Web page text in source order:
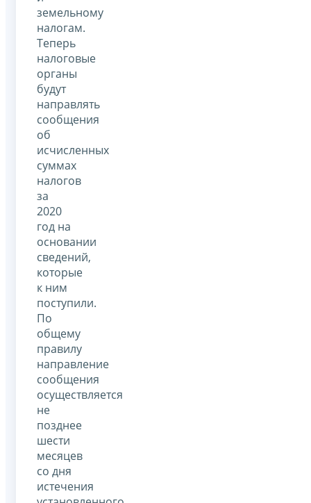
земельному
налогам.
Теперь
налоговые
органы
будут
направлять
сообщения
об
исчисленных
суммах
налогов
за
2020
год на
основании
сведений,
которые
к ним
поступили.
По
общему
правилу
направление
сообщения
осуществляется
не
позднее
шести
месяцев
со дня
истечения